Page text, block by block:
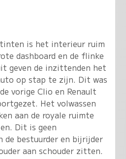
is het interieur ruim
dashboard en de flinke
geven de inzittenden het
op stap te zijn. Dit was
vorige Clio en Renault
Het volwassen
aan de royale ruimte
Dit is geen
de bestuurder en bijrijder
aan schouder zitten.